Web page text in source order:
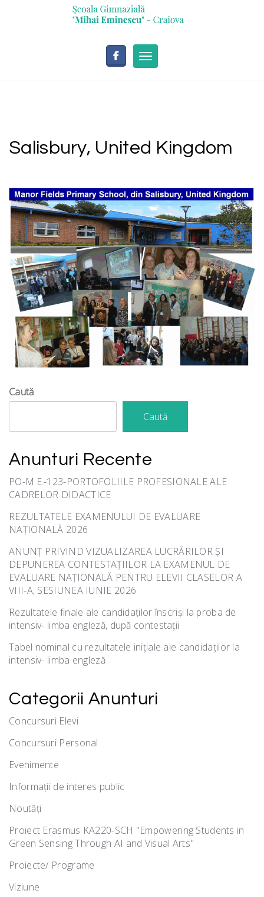
Toggle navigation
Salisbury, United Kingdom
Caută
Caută
Anunturi Recente
PO-M.E.-123-PORTOFOLIILE PROFESIONALE ALE
CADRELOR DIDACTICE
REZULTATELE EXAMENULUI DE EVALUARE
NAȚIONALĂ 2026
ANUNȚ PRIVIND VIZUALIZAREA LUCRĂRILOR ȘI
DEPUNEREA CONTESTAȚIILOR LA EXAMENUL DE
EVALUARE NAȚIONALĂ PENTRU ELEVII CLASELOR A
VIII-A, SESIUNEA IUNIE 2026
Rezultatele finale ale candidaților înscriși la proba de
intensiv- limba engleză, după contestații
Tabel nominal cu rezultatele inițiale ale candidaților la
intensiv- limba engleză
Categorii Anunturi
Concursuri Elevi
Concursuri Personal
Evenimente
Informații de interes public
Noutăţi
Proiect Erasmus KA220-SCH "Empowering Students in
Green Sensing Through AI and Visual Arts"
Proiecte/ Programe
Viziune